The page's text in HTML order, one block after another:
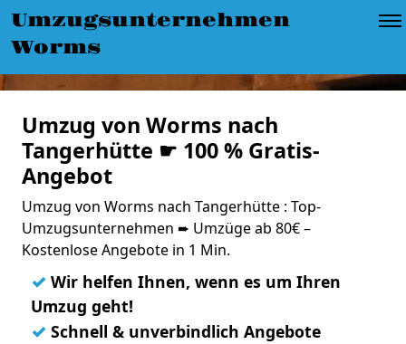
Umzugsunternehmen
Worms
Umzug von Worms nach
Tangerhütte ☛ 100 % Gratis-
Angebot
Umzug von Worms nach Tangerhütte : Top-
Umzugsunternehmen ➨ Umzüge ab 80€ –
Kostenlose Angebote in 1 Min.
✓ Wir helfen Ihnen, wenn es um Ihren
Umzug geht!
✓ Schnell & unverbindlich Angebote